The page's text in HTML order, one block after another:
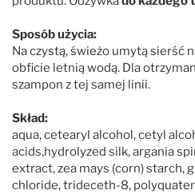
Sposób użycia:
Na czystą, świeżo umytą sierść
obficie letnią wodą. Dla
szampon z tej samej linii.
Skład:
aqua, cetearyl alcohol, cetyl
acids,hydrolyzed silk, argania
extract, zea mays (corn)
chloride, trideceth-8,